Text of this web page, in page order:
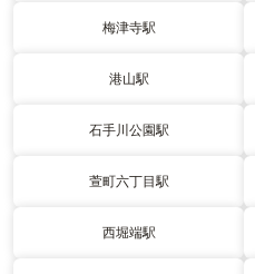
梅津寺駅
港山駅
石手川公園駅
萱町六丁目駅
西堀端駅